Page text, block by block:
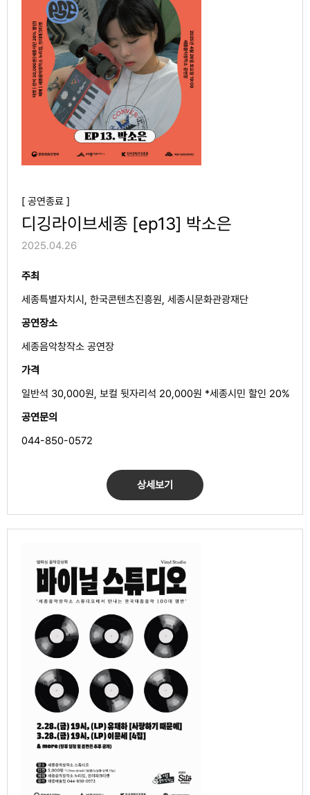
[ 공연종료 ]
디깅라이브세종 [ep13] 박소은
2025.04.26
주최
세종특별자치시, 한국콘텐츠진흥원, 세종시문화관광재단
공연장소
세종음악창작소 공연장
가격
일반석 30,000원, 보컬 뒷자리석 20,000원 *세종시민 할인 20%
공연문의
044-850-0572
상세보기